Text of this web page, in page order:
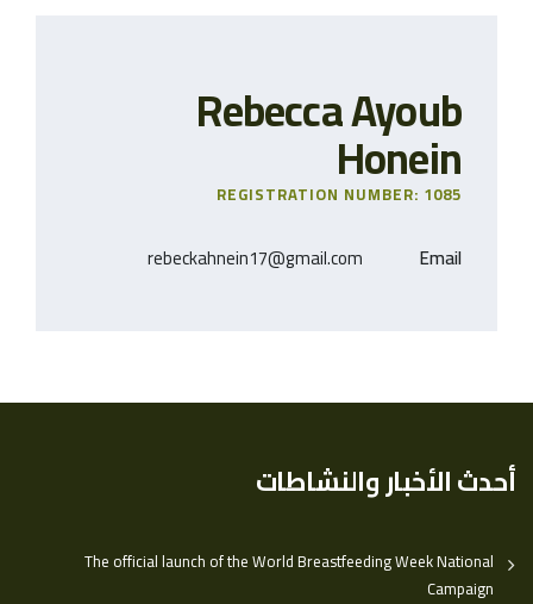
Rebecca Ayoub
Honein
REGISTRATION NUMBER: 1085
Email
rebeckahnein17@gmail.com
أحدث الأخبار والنشاطات
The official launch of the World Breastfeeding Week National
Campaign